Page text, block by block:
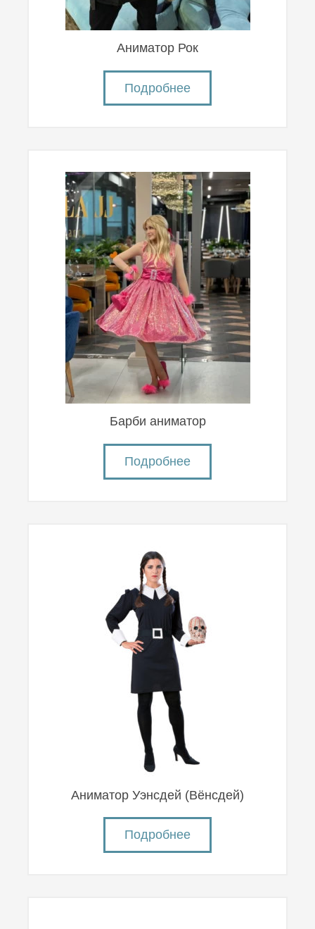
Аниматор Рок
Подробнее
Барби аниматор
Подробнее
Аниматор Уэнсдей (Вëнсдей)
Подробнее